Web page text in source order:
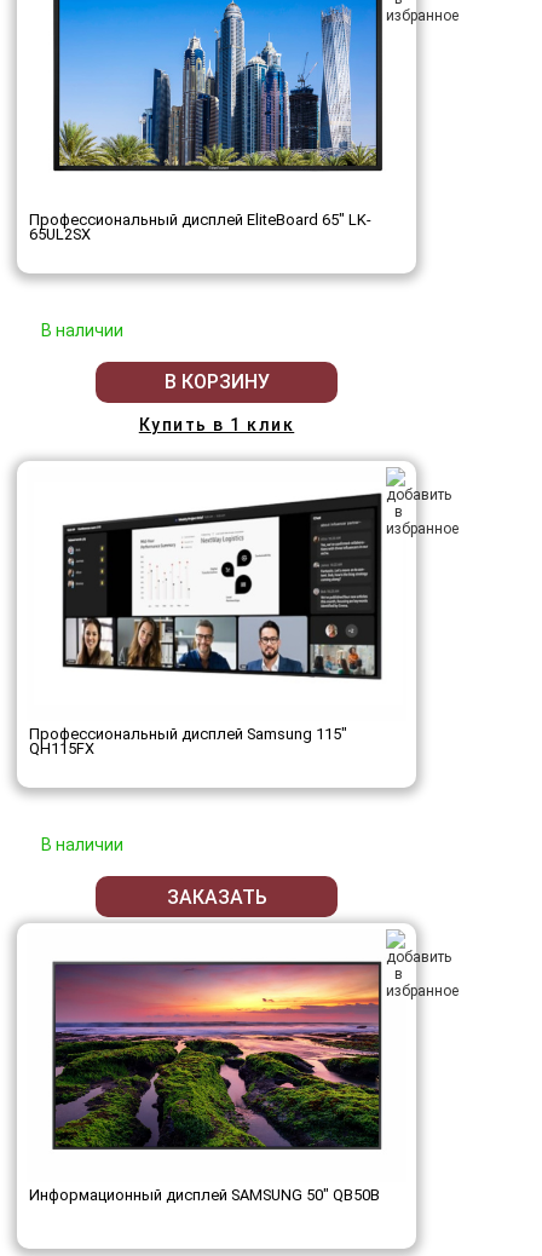
Профессиональный дисплей EliteBoard 65" LK-
65UL2SX
В наличии
В КОРЗИНУ
Купить в 1 клик
Профессиональный дисплей Samsung 115"
QH115FX
В наличии
ЗАКАЗАТЬ
Информационный дисплей SAMSUNG 50" QB50B